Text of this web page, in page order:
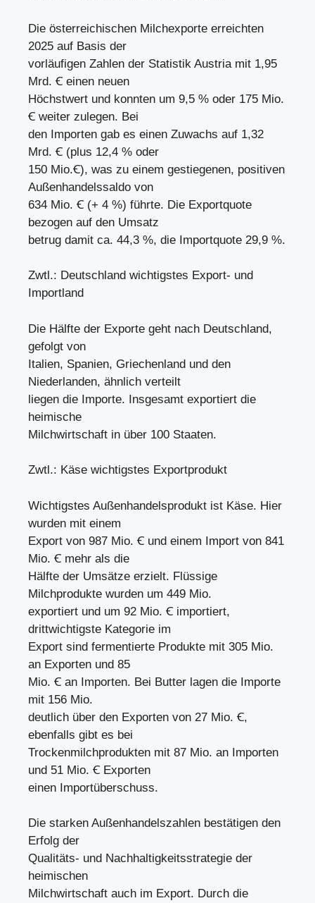
Die österreichischen Milchexporte erreichten
2025 auf Basis der
vorläufigen Zahlen der Statistik Austria mit 1,95
Mrd. Ꞓ einen neuen
Höchstwert und konnten um 9,5 % oder 175 Mio.
Ꞓ weiter zulegen. Bei
den Importen gab es einen Zuwachs auf 1,32
Mrd. Ꞓ (plus 12,4 % oder
150 Mio.Ꞓ), was zu einem gestiegenen, positiven
Außenhandelssaldo von
634 Mio. Ꞓ (+ 4 %) führte. Die Exportquote
bezogen auf den Umsatz
betrug damit ca. 44,3 %, die Importquote 29,9 %.
Zwtl.: Deutschland wichtigstes Export- und
Importland
Die Hälfte der Exporte geht nach Deutschland,
gefolgt von
Italien, Spanien, Griechenland und den
Niederlanden, ähnlich verteilt
liegen die Importe. Insgesamt exportiert die
heimische
Milchwirtschaft in über 100 Staaten.
Zwtl.: Käse wichtigstes Exportprodukt
Wichtigstes Außenhandelsprodukt ist Käse. Hier
wurden mit einem
Export von 987 Mio. Ꞓ und einem Import von 841
Mio. Ꞓ mehr als die
Hälfte der Umsätze erzielt. Flüssige
Milchprodukte wurden um 449 Mio.
exportiert und um 92 Mio. Ꞓ importiert,
drittwichtigste Kategorie im
Export sind fermentierte Produkte mit 305 Mio.
an Exporten und 85
Mio. Ꞓ an Importen. Bei Butter lagen die Importe
mit 156 Mio.
deutlich über den Exporten von 27 Mio. Ꞓ,
ebenfalls gibt es bei
Trockenmilchprodukten mit 87 Mio. an Importen
und 51 Mio. Ꞓ Exporten
einen Importüberschuss.
Die starken Außenhandelszahlen bestätigen den
Erfolg der
Qualitäts- und Nachhaltigkeitsstrategie der
heimischen
Milchwirtschaft auch im Export. Durch die